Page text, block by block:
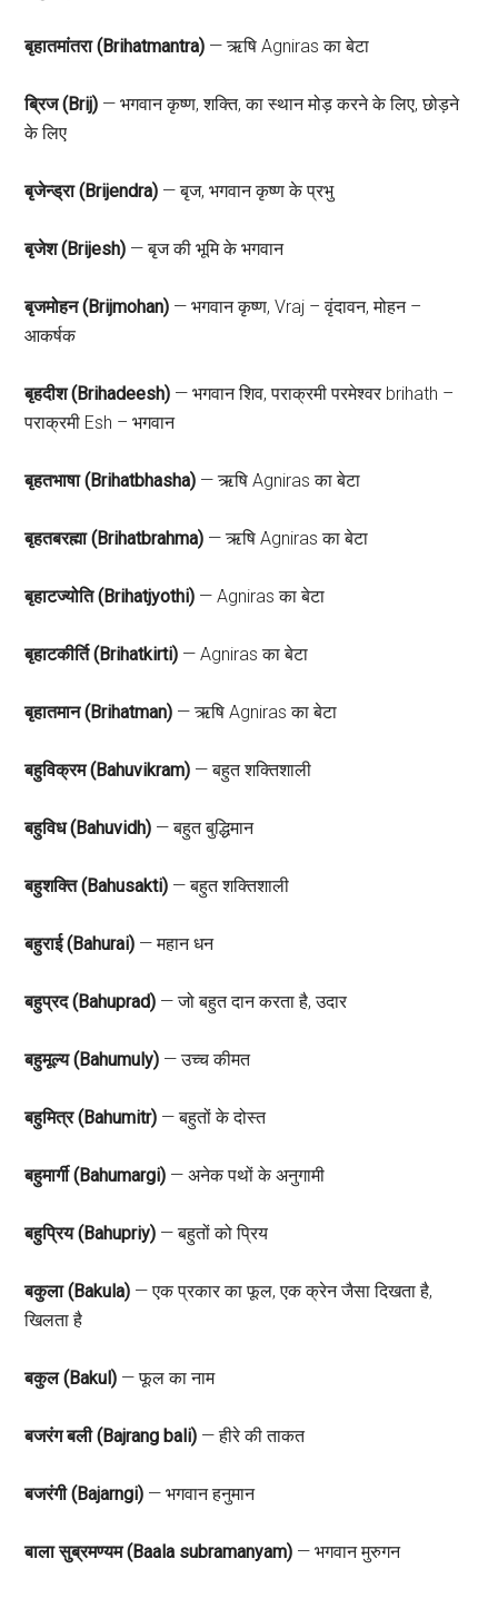
बृहातमांतरा (Brihatmantra) — ऋषि Agniras का बेटा
ब्रिज (Brij) — भगवान कृष्ण, शक्ति, का स्थान मोड़ करने के लिए, छोड़ने
के लिए
बृजेन्ड्रा (Brijendra) — बृज, भगवान कृष्ण के प्रभु
बृजेश (Brijesh) — बृज की भूमि के भगवान
बृजमोहन (Brijmohan) — भगवान कृष्ण, Vraj – वृंदावन, मोहन –
आकर्षक
बृहदीश (Brihadeesh) — भगवान शिव, पराक्रमी परमेश्वर brihath –
पराक्रमी Esh – भगवान
बृहतभाषा (Brihatbhasha) — ऋषि Agniras का बेटा
बृहतबरह्मा (Brihatbrahma) — ऋषि Agniras का बेटा
बृहाटज्योति (Brihatjyothi) — Agniras का बेटा
बृहाटकीर्ति (Brihatkirti) — Agniras का बेटा
बृहातमान (Brihatman) — ऋषि Agniras का बेटा
बहुविक्रम (Bahuvikram) — बहुत शक्तिशाली
बहुविध (Bahuvidh) — बहुत बुद्धिमान
बहुशक्ति (Bahusakti) — बहुत शक्तिशाली
बहुराई (Bahurai) — महान धन
बहुप्रद (Bahuprad) — जो बहुत दान करता है, उदार
बहुमूल्य (Bahumuly) — उच्च कीमत
बहुमित्र (Bahumitr) — बहुतों के दोस्त
बहुमार्गी (Bahumargi) — अनेक पथों के अनुगामी
बहुप्रिय (Bahupriy) — बहुतों को प्रिय
बकुला (Bakula) — एक प्रकार का फूल, एक क्रेन जैसा दिखता है,
खिलता है
बकुल (Bakul) — फूल का नाम
बजरंग बली (Bajrang bali) — हीरे की ताकत
बजरंगी (Bajarngi) — भगवान हनुमान
बाला सुब्रमण्यम (Baala subramanyam) — भगवान मुरुगन